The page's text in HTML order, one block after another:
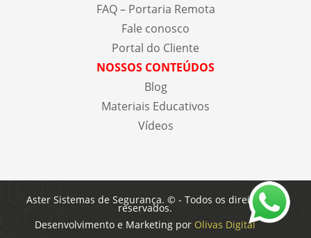
FAQ – Portaria Remota
Fale conosco
Portal do Cliente
NOSSOS CONTEÚDOS
Blog
Materiais Educativos
Vídeos
Aster Sistemas de Segurança. © - Todos os direitos
reservados.
Desenvolvimento e Marketing por Olivas Digital